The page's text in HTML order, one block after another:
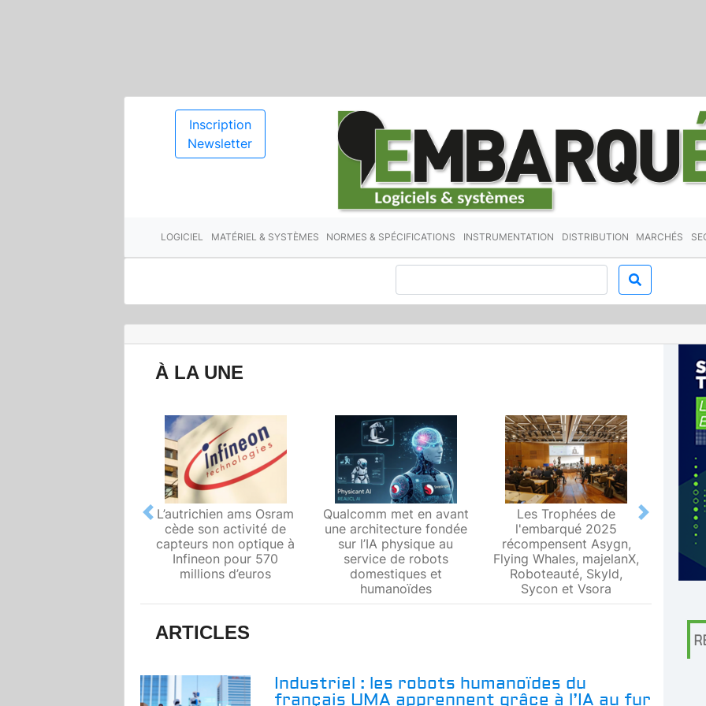
Inscription
Newsletter
LOGICIEL MATÉRIEL & SYSTÈMES NORMES & SPÉCIFICATIONS INSTRUMENTATION DISTRIBUTION MARCHÉS
À LA UNE
L’autrichien ams Osram
cède son activité de
capteurs non optique à
Infineon pour 570
millions d’euros
Qualcomm met en avant
une architecture fondée
sur l’IA physique au
service de robots
domestiques et
humanoïdes
Les Trophées de
l'embarqué 2025
récompensent Asygn,
Flying Whales, majelanX,
Roboteauté, Skyld,
Sycon et Vsora
Le
Previous Next
ARTICLES
Industriel : les robots humanoïdes du
français UMA apprennent grâce à l’IA au fur